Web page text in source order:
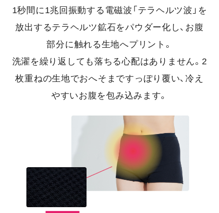
1秒間に1兆回振動する電磁波「テラヘルツ波」を
放出するテラヘルツ鉱石をパウダー化し、お腹
部分に触れる生地へプリント。
洗濯を繰り返しても落ちる心配はありません。2
枚重ねの生地でおへそまですっぽり覆い、冷え
やすいお腹を包み込みます。